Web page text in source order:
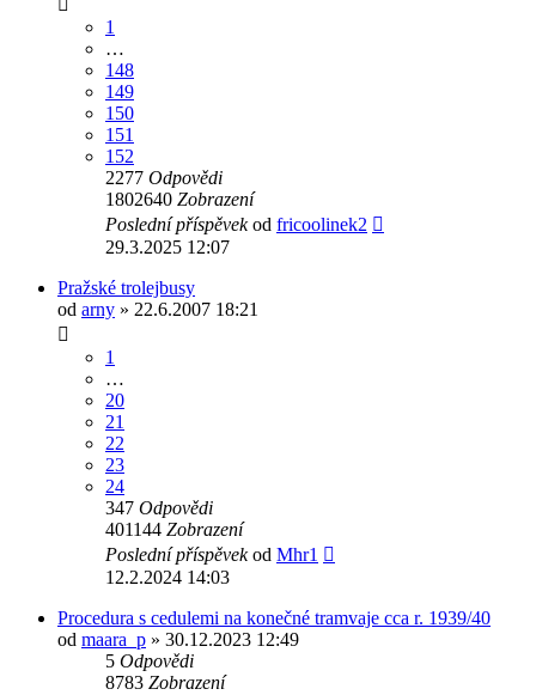
1
…
148
149
150
151
152
2277 Odpovědi
1802640 Zobrazení
Poslední příspěvekod fricoolinek2
29.3.2025 12:07
Pražské trolejbusy
od arny » 22.6.2007 18:21
1
…
20
21
22
23
24
347 Odpovědi
401144 Zobrazení
Poslední příspěvekod Mhr1
12.2.2024 14:03
Procedura s cedulemi na konečné tramvaje cca r. 1939/40
od maara_p » 30.12.2023 12:49
5 Odpovědi
8783 Zobrazení